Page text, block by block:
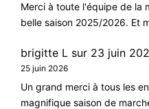
Merci à toute l'équipe de la
belle saison 2025/2026. Et
brigitte L sur 23 juin
25 juin 2026
Un grand merci à tous les
magnifique saison de